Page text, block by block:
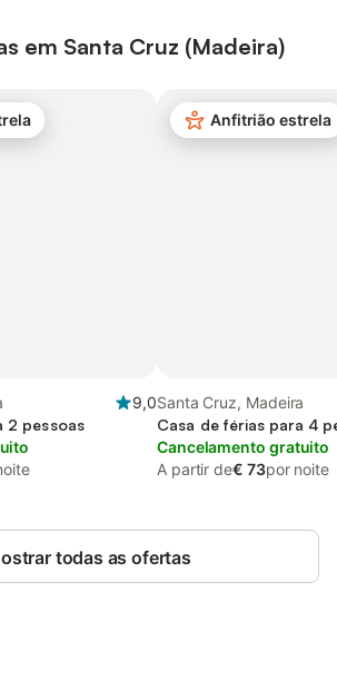
em Santa Cruz (Madeira)
9,0
2 pessoas
Anfitrião estrela
Santa Cruz, Madeira
Casa de férias para 4
Cancelamento gratuito
A partir de€ 73por noite
todas as ofertas